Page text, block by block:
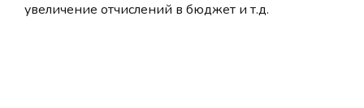
увеличение отчислений в бюджет и т.д.